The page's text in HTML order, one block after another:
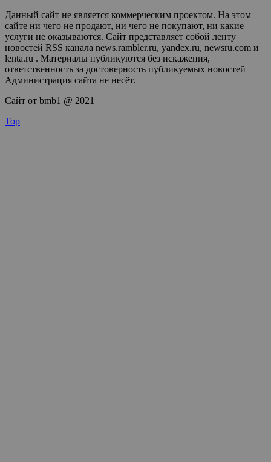
Данный сайт не является коммерческим проектом. На этом
сайте ни чего не продают, ни чего не покупают, ни какие
услуги не оказываются. Сайт представляет собой ленту
новостей RSS канала news.rambler.ru, yandex.ru, newsru.com и
lenta.ru . Материалы публикуются без искажения,
ответственность за достоверность публикуемых новостей
Администрация сайта не несёт.
Сайт от bmb1 @ 2021
Top